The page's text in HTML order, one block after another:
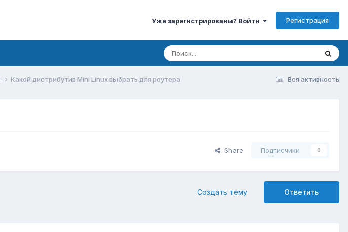
Уже зарегистрированы? Войти Регистрация
Вся активность
Какой дистрибутив Mini Linux выбрать для роутера
Share Подписчики 0
Ответить
Создать тему